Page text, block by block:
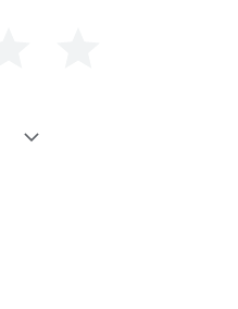
expand_more